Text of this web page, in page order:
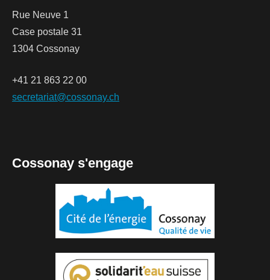
Rue Neuve 1
Case postale 31
1304 Cossonay
+41 21 863 22 00
secretariat@cossonay.ch
Cossonay s'engage